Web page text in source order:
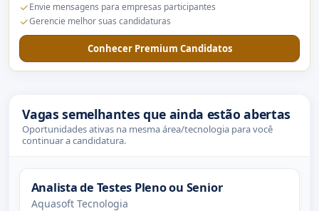
Envie mensagens para empresas participantes
Gerencie melhor suas candidaturas
Conhecer Premium Candidatos
Vagas semelhantes que ainda estão abertas
Oportunidades ativas na mesma área/tecnologia para você
continuar a candidatura.
Analista de Testes Pleno ou Senior
Aquasoft Tecnologia